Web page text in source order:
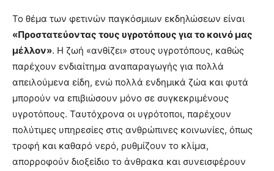
Το θέμα των φετινών παγκόσμιων εκδηλώσεων είναι
«Προστατεύοντας τους υγροτόπους για το κοινό μας
μέλλον». Η ζωή «ανθίζει» στους υγροτόπους, καθώς
παρέχουν ενδιαίτημα αναπαραγωγής για πολλά
απειλούμενα είδη, ενώ πολλά ενδημικά ζώα και φυτά
μπορούν να επιβιώσουν μόνο σε συγκεκριμένους
υγροτόπους. Ταυτόχρονα οι υγρότοποι, παρέχουν
πολύτιμες υπηρεσίες στις ανθρώπινες κοινωνίες, όπως
τροφή και καθαρό νερό, ρυθμίζουν το κλίμα,
απορροφούν διοξείδιο το άνθρακα και συνεισφέρουν